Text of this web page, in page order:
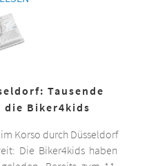
Tausende
Biker4kids
Korso durch Düsseldorf
Die Biker4kids haben